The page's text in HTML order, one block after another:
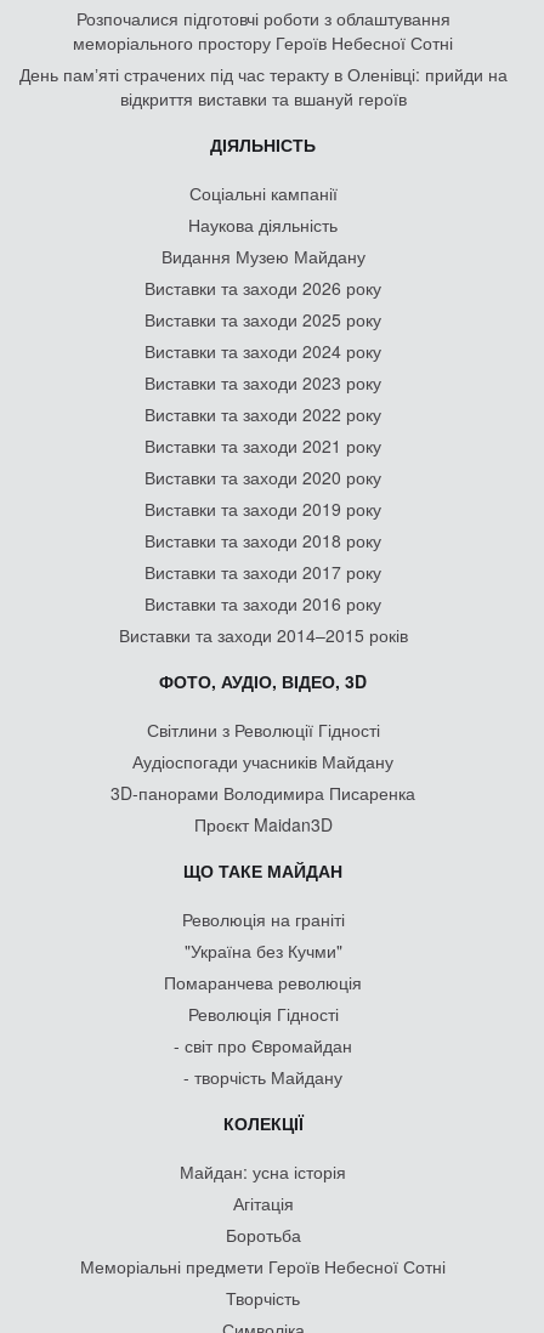
Розпочалися підготовчі роботи з облаштування
меморіального простору Героїв Небесної Сотні
День памʼяті страчених під час теракту в Оленівці: прийди на
відкриття виставки та вшануй героїв
ДІЯЛЬНІСТЬ
Соціальні кампанії
Наукова діяльність
Видання Музею Майдану
Виставки та заходи 2026 року
Виставки та заходи 2025 року
Виставки та заходи 2024 року
Виставки та заходи 2023 року
Виставки та заходи 2022 року
Виставки та заходи 2021 року
Виставки та заходи 2020 року
Виставки та заходи 2019 року
Виставки та заходи 2018 року
Виставки та заходи 2017 року
Виставки та заходи 2016 року
Виставки та заходи 2014–2015 років
ФОТО, АУДІО, ВІДЕО, 3D
Світлини з Революції Гідності
Аудіоспогади учасників Майдану
3D-панорами Володимира Писаренка
Проєкт Maidan3D
ЩО ТАКЕ МАЙДАН
Революція на граніті
"Україна без Кучми"
Помаранчева революція
Революція Гідності
- світ про Євромайдан
- творчість Майдану
КОЛЕКЦІЇ
Майдан: усна історія
Агітація
Боротьба
Меморіальні предмети Героїв Небесної Сотні
Творчість